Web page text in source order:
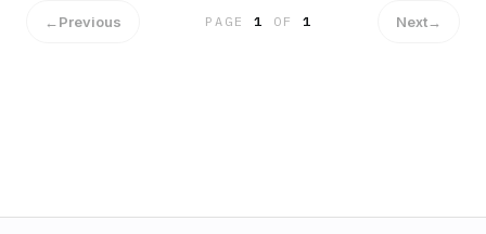
←Previous PAGE1 OF 1 Next→